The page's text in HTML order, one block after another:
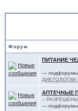
Форум
ПИТАНИЕ
—
ДИЕТОЛОГИИ
АПТЕЧНЫЕ
--
—